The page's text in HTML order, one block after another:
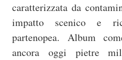
caratterizzata da
impatto scenico e
partenopea. Album
ancora oggi pietre